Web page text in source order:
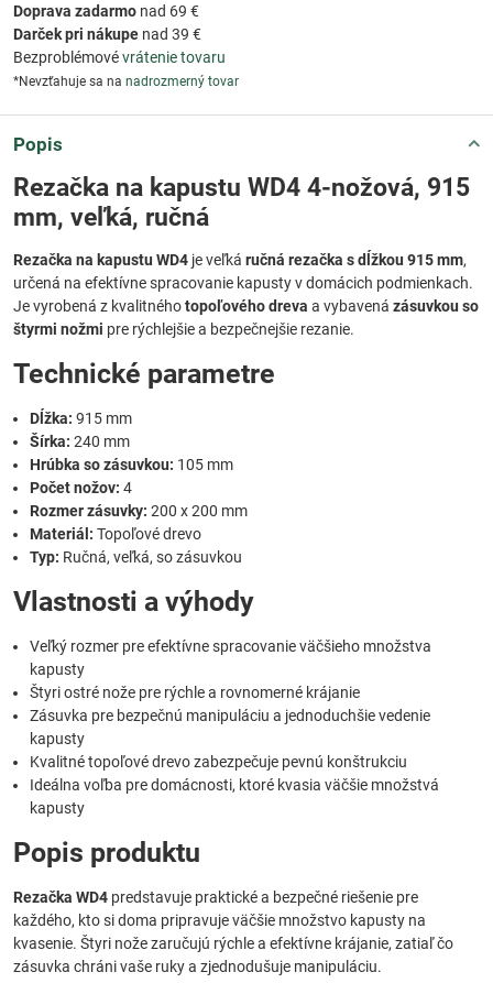
Doprava zadarmo nad 69 €
Darček pri nákupe nad 39 €
Bezproblémovévrátenie tovaru
*Nevzťahuje sa na nadrozmerný tovar
Popis
Rezačka na kapustu WD4 4-nožová, 915
mm, veľká, ručná
Rezačka na kapustu WD4 je veľká ručná rezačka s dĺžkou 915 mm,
určená na efektívne spracovanie kapusty v domácich podmienkach.
Je vyrobená z kvalitnéhotopoľového dreva a vybavená zásuvkou so
štyrmi nožmi pre rýchlejšie a bezpečnejšie rezanie.
Technické parametre
Dĺžka: 915 mm
Šírka: 240 mm
Hrúbka so zásuvkou: 105 mm
Počet nožov: 4
Rozmer zásuvky: 200 x 200 mm
Materiál: Topoľové drevo
Typ: Ručná, veľká, so zásuvkou
Vlastnosti a výhody
Veľký rozmer pre efektívne spracovanie väčšieho množstva
kapusty
Štyri ostré nože pre rýchle a rovnomerné krájanie
Zásuvka pre bezpečnú manipuláciu a jednoduchšie vedenie
kapusty
Kvalitné topoľové drevo zabezpečuje pevnú konštrukciu
Ideálna voľba pre domácnosti, ktoré kvasia väčšie množstvá
kapusty
Popis produktu
Rezačka WD4 predstavuje praktické a bezpečné riešenie pre
každého, kto si doma pripravuje väčšie množstvo kapusty na
kvasenie. Štyri nože zaručujú rýchle a efektívne krájanie, zatiaľ čo
zásuvka chráni vaše ruky a zjednodušuje manipuláciu.